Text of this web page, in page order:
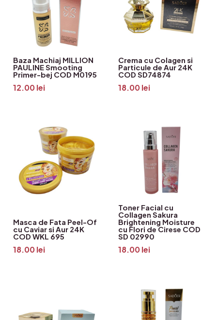
Baza Machiaj MILLION
PAULINE Smooting
Primer-bej COD M0195
12.00lei
Crema cu Colagen si
Particule de Aur 24K
COD SD74874
18.00lei
Masca de Fata Peel-Of
cu Caviar si Aur 24K
COD WKL 695
18.00lei
Toner Facial cu
Collagen Sakura
Brightening Moisture
cu Flori de Cirese COD
SD 02990
18.00lei